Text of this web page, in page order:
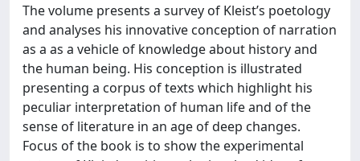
The volume presents a survey of Kleist’s poetology
and analyses his innovative conception of narration
as a as a vehicle of knowledge about history and
the human being. His conception is illustrated
presenting a corpus of texts which highlight his
peculiar interpretation of human life and of the
sense of literature in an age of deep changes.
Focus of the book is to show the experimental